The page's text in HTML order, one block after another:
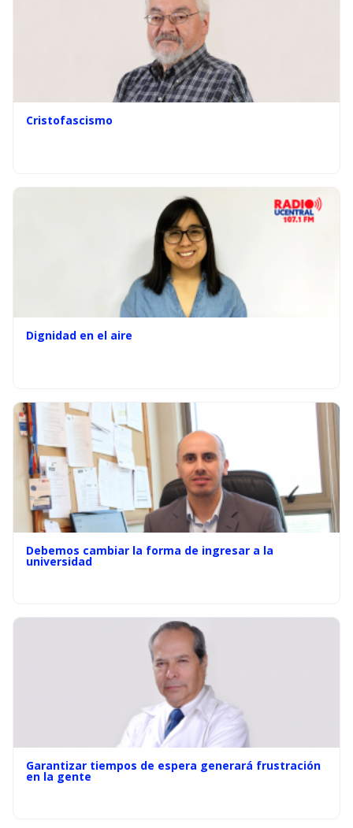
Cristofascismo
Dignidad en el aire
Debemos cambiar la forma de ingresar a la
universidad
Garantizar tiempos de espera generará frustración
en la gente